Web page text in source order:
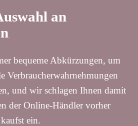
an
bequeme Abkürzungen, um
Verbraucherwahrnehmungen
und wir schlagen Ihnen damit
der Online-Händler vorher
ein.